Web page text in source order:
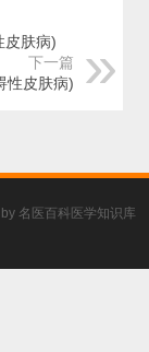
皮肤病)
下一篇
性皮肤病)
名医百科医学知识库